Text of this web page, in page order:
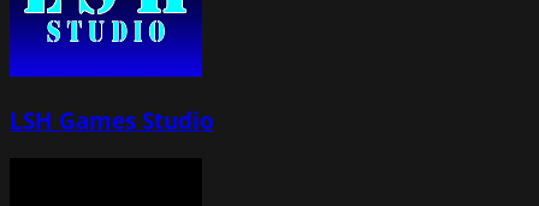
LSH Games Studio